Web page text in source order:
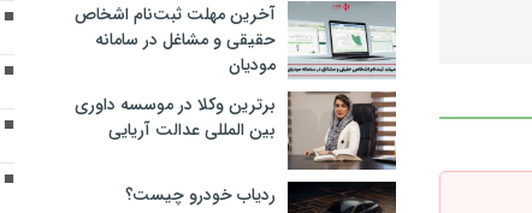
آخرین مهلت ثبت‌نام اشخاص
حقیقی و مشاغل در سامانه
مودیان
برترین وکلا در موسسه داوری
بین المللی عدالت آریایی
ردیاب خودرو چیست؟